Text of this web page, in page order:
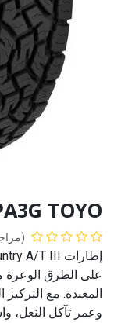
TOYO
على الطرق الوعرة
المعبدة. مع التركيز
وعمر تآكل النعل،